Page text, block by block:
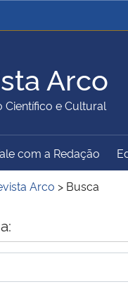
Ministério da Justiça e
Ministério da Educação
Ministério do Turismo
Arco
Científico e Cultural
do Sítio
com a Redação
Arco > Busca